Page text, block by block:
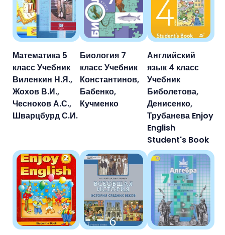
Математика 5
класс Учебник
Виленкин Н.Я.,
Жохов В.И.,
Чесноков А.С.,
Шварцбурд С.И.
Биология 7
класс Учебник
Константинов,
Бабенко,
Кучменко
Английский
язык 4 класс
Учебник
Биболетова,
Денисенко,
Трубанева Enjoy
English
Student's Book